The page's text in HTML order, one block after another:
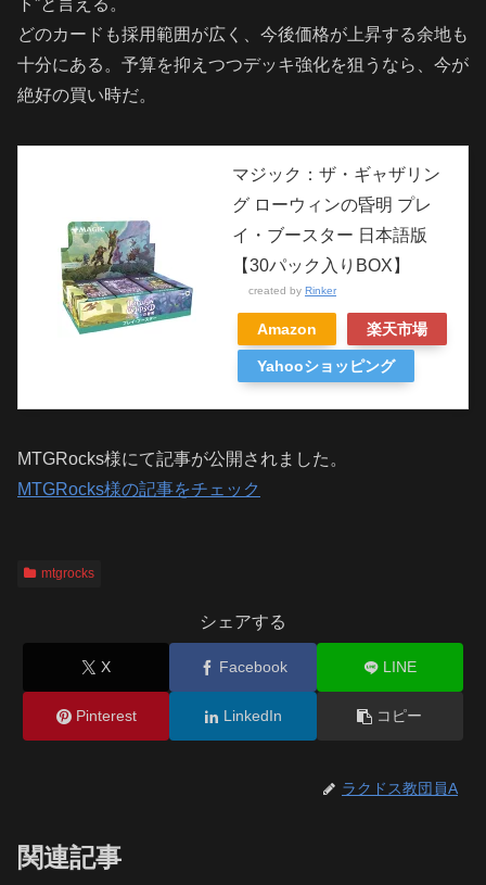
ト”と言える。
どのカードも採用範囲が広く、今後価格が上昇する余地も
十分にある。予算を抑えつつデッキ強化を狙うなら、今が
絶好の買い時だ。
マジック：ザ・ギャザリン
グ ローウィンの昏明 プレ
イ・ブースター 日本語版
【30パック入りBOX】
created by Rinker
Amazon 楽天市場
Yahooショッピング
MTGRocks様にて記事が公開されました。
MTGRocks様の記事をチェック
mtgrocks
シェアする
X Facebook LINE
Pinterest LinkedIn コピー
ラクドス教団員A
関連記事